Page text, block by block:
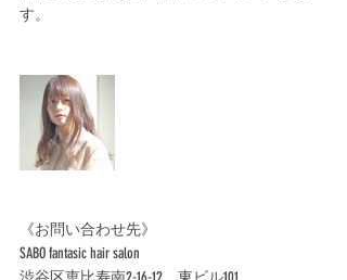
す。﻿
《お問い合わせ先》﻿
SABO fantasic hair salon﻿